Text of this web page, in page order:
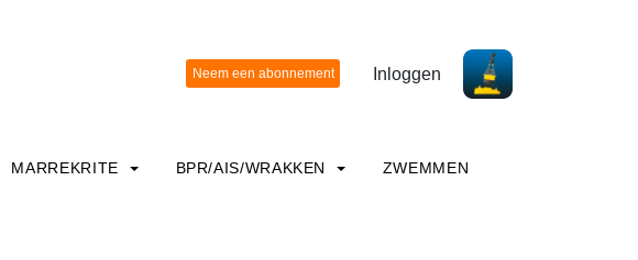
Inloggen
MARREKRITE BPR/AIS/WRAKKEN ZWEMMEN